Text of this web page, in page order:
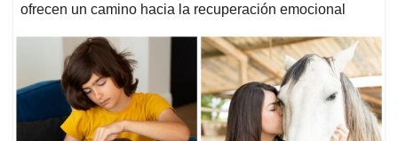
ofrecen un camino hacia la recuperación emocional